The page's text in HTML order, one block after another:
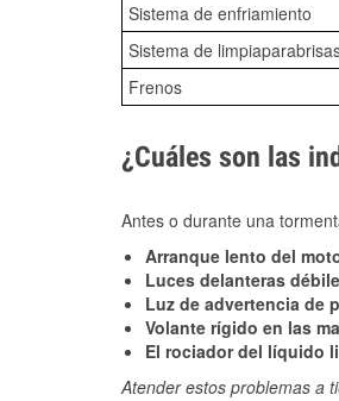
Sistema de enfriamiento
Sistema de
Frenos
¿Cuáles son las
Antes o durante una
Arranque lento del
Luces delanteras
Luz de advertencia de
Volante rígido en las
El rociador del líquido
Atender estos problemas a